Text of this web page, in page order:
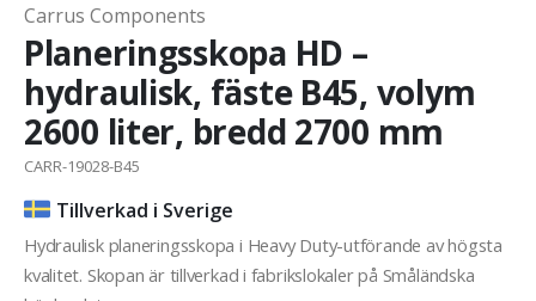
Carrus Components
Planeringsskopa HD –
hydraulisk, fäste B45, volym
2600 liter, bredd 2700 mm
CARR-19028-B45
Tillverkad i Sverige
Hydraulisk planeringsskopa i Heavy Duty-utförande av högsta
kvalitet. Skopan är tillverkad i fabrikslokaler på Småländska